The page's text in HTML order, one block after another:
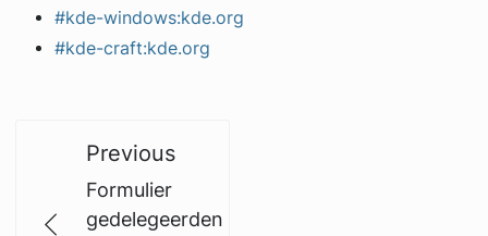
#kde-windows:kde.org
#kde-craft:kde.org
Previous
Formulier
gedelegeerden